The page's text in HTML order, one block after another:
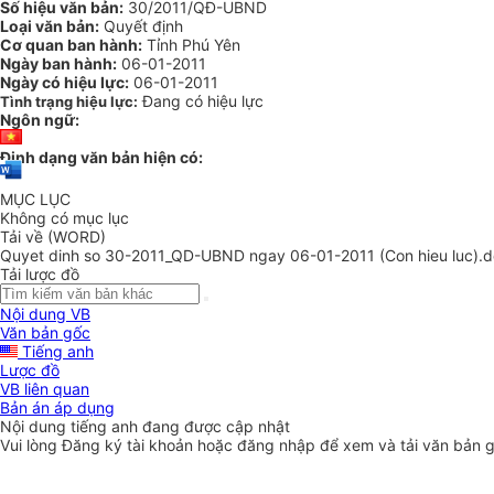
Số hiệu văn bản: 30/2011/QĐ-UBND
Loại văn bản: Quyết định
Cơ quan ban hành: Tỉnh Phú Yên
Ngày ban hành: 06-01-2011
Ngày có hiệu lực: 06-01-2011
Tình trạng hiệu lực: Đang có hiệu lực
Ngôn ngữ:
Định dạng văn bản hiện có:
MỤC LỤC
Không có mục lục
Tải về (WORD)
Quyet dinh so 30-2011_QD-UBND ngay 06-01-2011 (Con hieu
Tải lược đồ
Nội dung VB
Văn bản gốc
Tiếng anh
Lược đồ
VB liên quan
Bản án áp dụng
Nội dung tiếng anh đang được cập nhật
Vui lòngĐăng ký tài khoản hoặc đăng nhập để xem và tải văn bản